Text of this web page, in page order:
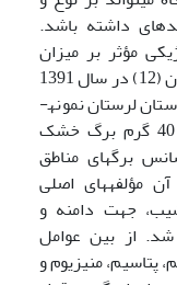
داشته باشد.
مؤثر بر میزان
اسانس درختچه مورد، میرآزادی و همکاران (12) در سال 1391
لرستان نمونه­
برداری به عمل آورده و از هر منطقه 40 گرم برگ خشک
برگ­های مناطق
مؤلفه­های اصلی
جهت دامنه و
شد. از بین عوامل
پتاسیم، منیزیوم و